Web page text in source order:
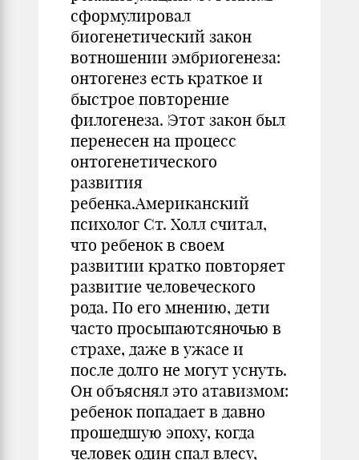
сформулировал
биогенетический закон
вотношении эмбриогенеза:
онтогенез есть краткое и
быстрое повторение
филогенеза. Этот закон был
перенесен на процесс
онтогенетического
развития
ребенка.Американский
психолог Ст. Холл считал,
что ребенок в своем
развитии кратко повторяет
развитие человеческого
рода. По его мнению, дети
часто просыпаютсяночью в
страхе, даже в ужасе и
после долго не могут уснуть.
Он объяснял это атавизмом:
ребенок попадает в давно
прошедшую эпоху, когда
человек один спал влесу,